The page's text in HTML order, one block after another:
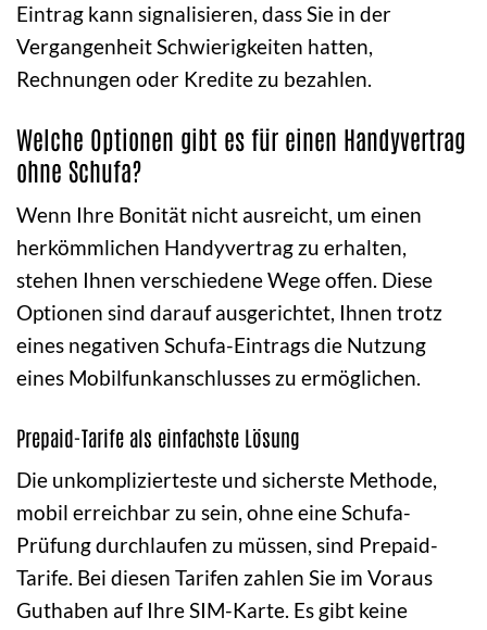
Eintrag kann signalisieren, dass Sie in der
Vergangenheit Schwierigkeiten hatten,
Rechnungen oder Kredite zu bezahlen.
Welche Optionen gibt es für einen Handyvertrag
ohne Schufa?
Wenn Ihre Bonität nicht ausreicht, um einen
herkömmlichen Handyvertrag zu erhalten,
stehen Ihnen verschiedene Wege offen. Diese
Optionen sind darauf ausgerichtet, Ihnen trotz
eines negativen Schufa-Eintrags die Nutzung
eines Mobilfunkanschlusses zu ermöglichen.
Prepaid-Tarife als einfachste Lösung
Die unkomplizierteste und sicherste Methode,
mobil erreichbar zu sein, ohne eine Schufa-
Prüfung durchlaufen zu müssen, sind Prepaid-
Tarife. Bei diesen Tarifen zahlen Sie im Voraus
Guthaben auf Ihre SIM-Karte. Es gibt keine